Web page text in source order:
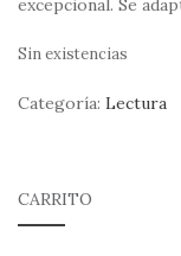
excepcional. Se
Sin existencias
Categoría: Lectura
CARRITO